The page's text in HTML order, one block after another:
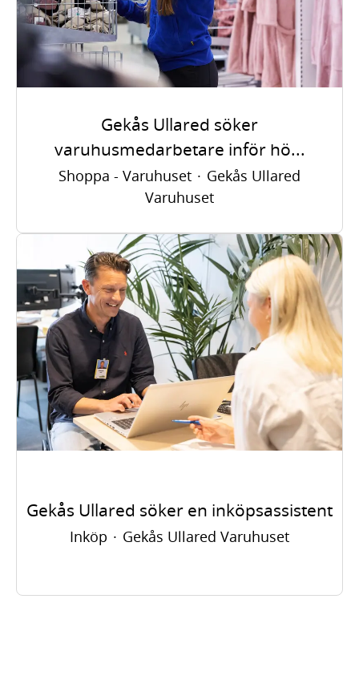
Gekås Ullared söker
varuhusmedarbetare inför hö...
Shoppa - Varuhuset · Gekås Ullared
Varuhuset
Gekås Ullared söker en inköpsassistent
Inköp · Gekås Ullared Varuhuset